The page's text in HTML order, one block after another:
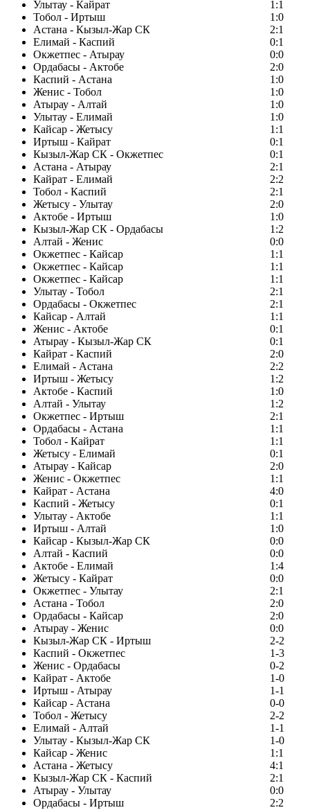
Улытау - Кайрат
1:1
Тобол - Иртыш
1:0
Астана - Кызыл-Жар СК
2:1
Елимай - Каспий
0:1
Окжетпес - Атырау
0:0
Ордабасы - Актобе
2:0
Каспий - Астана
1:0
Женис - Тобол
1:0
Атырау - Алтай
1:0
Улытау - Елимай
1:0
Кайсар - Жетысу
1:1
Иртыш - Кайрат
0:1
Кызыл-Жар СК - Окжетпес
0:1
Астана - Атырау
2:1
Кайрат - Елимай
2:2
Тобол - Каспий
2:1
Жетысу - Улытау
2:0
Актобе - Иртыш
1:0
Кызыл-Жар СК - Ордабасы
1:2
Алтай - Женис
0:0
Окжетпес - Кайсар
1:1
Окжетпес - Кайсар
1:1
Окжетпес - Кайсар
1:1
Улытау - Тобол
2:1
Ордабасы - Окжетпес
2:1
Кайсар - Алтай
1:1
Женис - Актобе
0:1
Атырау - Кызыл-Жар СК
0:1
Кайрат - Каспий
2:0
Елимай - Астана
2:2
Иртыш - Жетысу
1:2
Актобе - Каспий
1:0
Алтай - Улытау
1:2
Окжетпес - Иртыш
2:1
Ордабасы - Астана
1:1
Тобол - Кайрат
1:1
Жетысу - Елимай
0:1
Атырау - Кайсар
2:0
Женис - Окжетпес
1:1
Кайрат - Астана
4:0
Каспий - Жетысу
0:1
Улытау - Актобе
1:1
Иртыш - Алтай
1:0
Кайсар - Кызыл-Жар СК
0:0
Алтай - Каспий
0:0
Актобе - Елимай
1:4
Жетысу - Кайрат
0:0
Окжетпес - Улытау
2:1
Астана - Тобол
2:0
Ордабасы - Кайсар
2:0
Атырау - Женис
0:0
Кызыл-Жар СК - Иртыш
2-2
Каспий - Окжетпес
1-3
Женис - Ордабасы
0-2
Кайрат - Актобе
1-0
Иртыш - Атырау
1-1
Кайсар - Астана
0-0
Тобол - Жетысу
2-2
Елимай - Алтай
1-1
Улытау - Кызыл-Жар СК
1-0
Кайсар - Женис
1:1
Астана - Жетысу
4:1
Кызыл-Жар СК - Каспий
2:1
Атырау - Улытау
0:0
Ордабасы - Иртыш
2:2